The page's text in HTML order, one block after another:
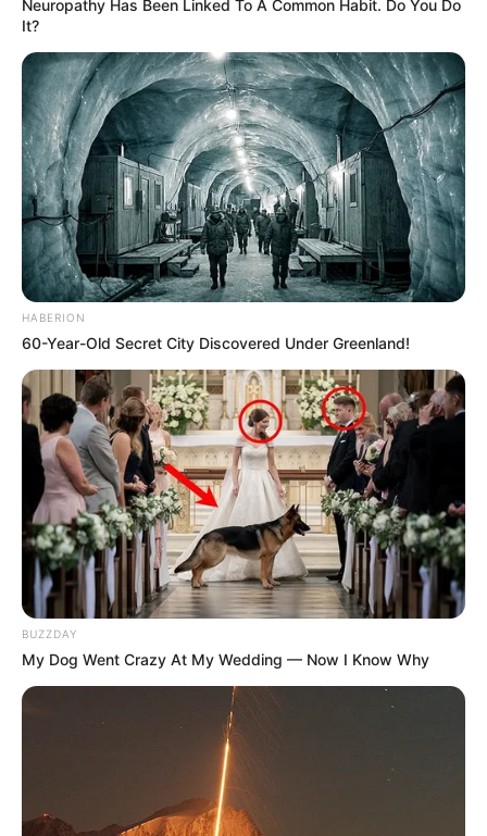
Brindes da Terra
12. Kit íntimo
Como está a gaveta de calcinhas e sutiãs da sua
mãe? Está precisando renovar? Então monte um
kit para ela com essas peças. Lembre-se de
colocar itens bonitos, mas confortáveis, ok?
Rio Mar Recife
Neuropathy Has Been Linked To A Common Habit. Do You Do
It?
HABERION
60-Year-Old Secret City Discovered Under Greenland!
BUZZDAY
My Dog Went Crazy At My Wedding — Now I Know Why